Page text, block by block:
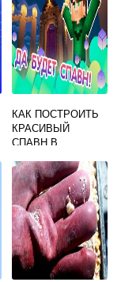
КАК ПОСТРОИТЬ
КРАСИВЫЙ
СПАВН В